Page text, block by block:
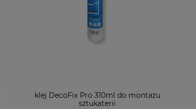
klej DecoFix Pro 310ml do montażu
sztukaterii